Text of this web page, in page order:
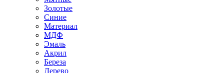
Золотые
Синие
Материал
МДФ
Эмаль
Акрил
Береза
Дерево